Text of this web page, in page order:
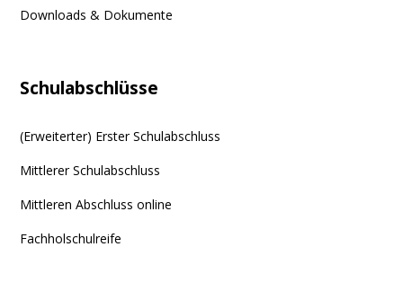
Downloads & Dokumente
Schulabschlüsse
(Erweiterter) Erster Schulabschluss
Mittlerer Schulabschluss
Mittleren Abschluss online
Fachholschulreife